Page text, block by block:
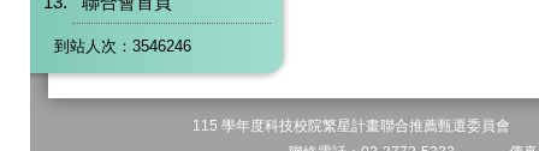
到站人次：3546246
115 學年度科技校院繁星計畫聯合推薦甄選委員會